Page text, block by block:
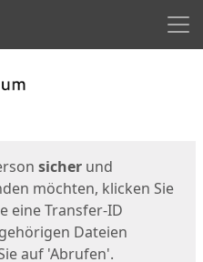
sicher und
möchten, klicken Sie
eine Transfer-ID
Dateien
auf 'Abrufen'.